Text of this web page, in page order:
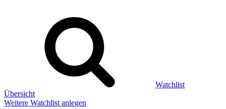
Watchlist
Übersicht
Weitere Watchlist anlegen